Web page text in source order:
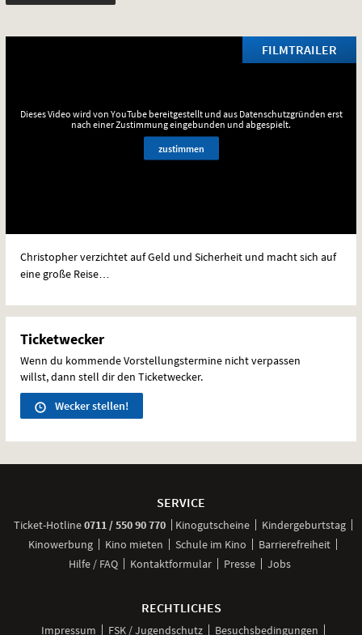
FILMTRAILER
Dieses Video wird von YouTube bereitgestellt und aus Datenschutzgründen erst
nach einer Zustimmung eingebunden und abgespielt.
zustimmen
Christopher verzichtet auf Geld und Sicherheit und macht sich auf
eine große Reise…
Ticketwecker
Wenn du kommende Vorstellungstermine nicht verpassen
willst, dann stell dir den Ticketwecker.
Wecker stellen!
SERVICE
Ticket-Hotline0711 / 550 90 770anrufen
Kinogutscheine
Kindergeburtstag
Kinowerbung
Kino mieten Schule im Kino
Barrierefreiheit
Hilfe / FAQ
Kontaktformular Presse Jobs
RECHTLICHES
Impressum FSK / Jugendschutz Besuchsbedingungen